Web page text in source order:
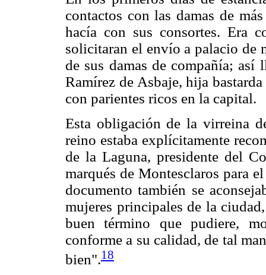
contactos con las damas de
hacía con sus consortes. Era
solicitaran el envío a palacio de
de sus damas de compañía; así
Ramírez de Asbaje, hija
con parientes ricos en la capital.
Esta obligación de la virreina
reino estaba explícitamente
de la Laguna, presidente del
marqués de Montesclaros para
documento también se
mujeres principales de la
buen término que pudiere,
conforme a su calidad, de tal
bien".18